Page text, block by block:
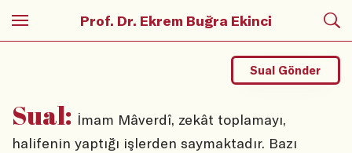
Prof. Dr. Ekrem Buğra Ekinci
Sual: İmam Mâverdî, zekât toplamayı,
halifenin yaptığı işlerden saymaktadır. Bazı
Sual Gönder